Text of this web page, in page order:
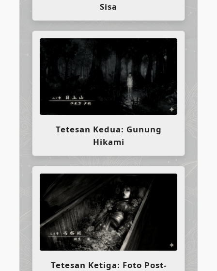
Sisa
Tetesan Kedua: Gunung
Hikami
Tetesan Ketiga: Foto Post-